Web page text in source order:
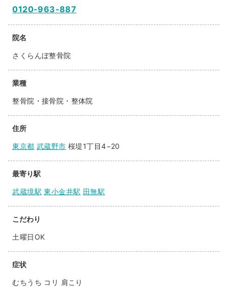
0120-963-887
院名
さくらんぼ整骨院
業種
整骨院・接骨院・整体院
住所
東京都 武蔵野市 桜堤1丁目4−20
最寄り駅
武蔵境駅 東小金井駅 田無駅
こだわり
土曜日OK
症状
むちうち コリ 肩こり